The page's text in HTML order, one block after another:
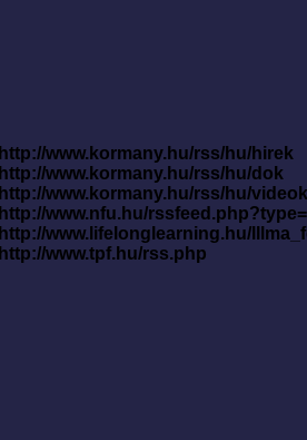
http://www.kormany.hu/rss/hu/hirek
http://www.kormany.hu/rss/hu/dok
http://www.kormany.hu/rss/hu/videok
http://www.nfu.hu/
http://www.lifelonglearning.hu/
http://www.tpf.hu/rss.php